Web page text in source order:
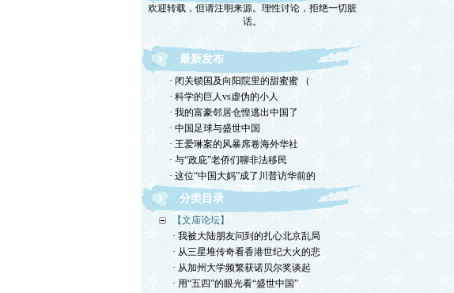
话。
最新发布
· 闭关锁国及向阳院里的甜蜜蜜 （
· 科学的巨人vs虚伪的小人
· 我的富豪邻居仓惶逃出中国了
· 中国足球与盛世中国
· 王爱琳案的风暴席卷海外华社
· 与“政庇”老侨们聊非法移民
· 这位“中国大妈”成了川普访华前的
分类目录
【文庙论坛】
· 我被大陆朋友问到的扎心北京乱局
· 从三星堆传奇看香港世纪大火的悲
· 从加州大学频繁获诺贝尔奖谈起
· 用“五四”的眼光看“盛世中国”